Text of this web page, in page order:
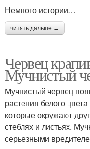
Немного истории…
читать дальше →
Червец
Мучнистый
Мучнистый червец
растения белого
которые окружают
стеблях и листьях.
серьезными